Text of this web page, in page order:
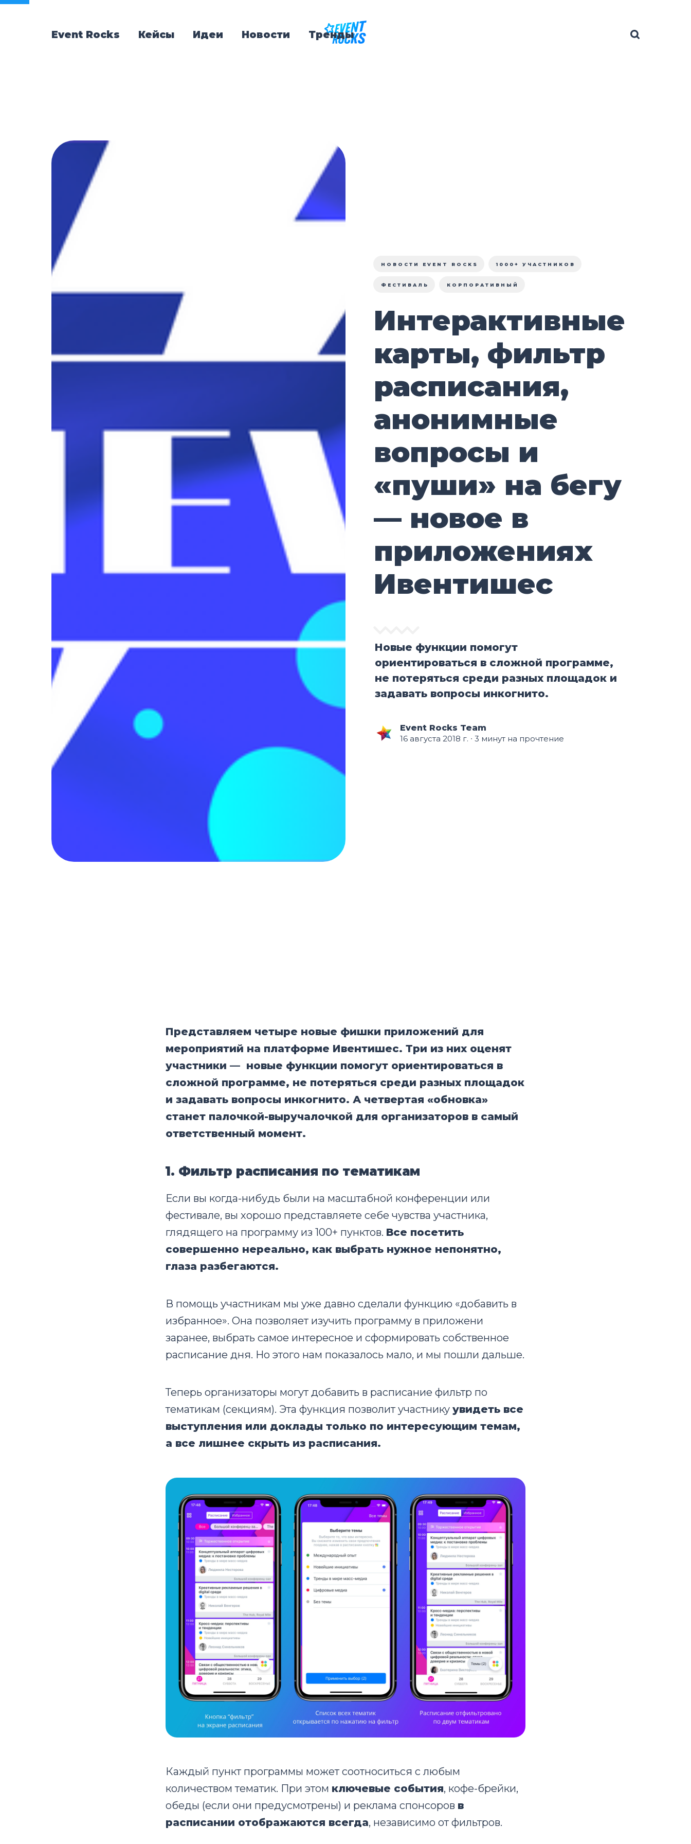
Event Rocks Кейсы Идеи Новости Тренды
НОВОСТИ EVENT ROCKS 1000+ УЧАСТНИКОВ
ФЕСТИВАЛЬ КОРПОРАТИВНЫЙ
Интерактивные
карты, фильтр
расписания,
анонимные
вопросы и
«пуши» на бегу
— новое в
приложениях
Ивентишес
Новые функции помогут
ориентироваться в сложной программе,
не потеряться среди разных площадок и
задавать вопросы инкогнито.
Event Rocks Team
16 августа 2018 г. ∙ 3 минут на прочтение
Представляем четыре новые фишки приложений для
мероприятий на платформе Ивентишеc. Три из них оценят
участники — новые функции помогут ориентироваться в
сложной программе, не потеряться среди разных площадок
и задавать вопросы инкогнито. А четвертая «обновка»
станет палочкой-выручалочкой для организаторов в самый
ответственный момент.
1. Фильтр расписания по тематикам
Если вы когда-нибудь были на масштабной конференции или
фестивале, вы хорошо представляете себе чувства участника,
глядящего на программу из 100+ пунктов. Все посетить
совершенно нереально, как выбрать нужное непонятно,
глаза разбегаются.
В помощь участникам мы уже давно сделали функцию «добавить в
избранное». Она позволяет изучить программу в приложени
заранее, выбрать самое интересное и сформировать собственное
расписание дня. Но этого нам показалось мало, и мы пошли дальше.
Теперь организаторы могут добавить в расписание фильтр по
тематикам (секциям). Эта функция позволит участнику увидеть все
выступления или доклады только по интересующим темам,
а все лишнее скрыть из расписания.
Каждый пункт программы может соотноситься с любым
количеством тематик. При этом ключевые события, кофе-брейки,
обеды (если они предусмотрены) и реклама спонсоров в
расписании отображаются всегда, независимо от фильтров.